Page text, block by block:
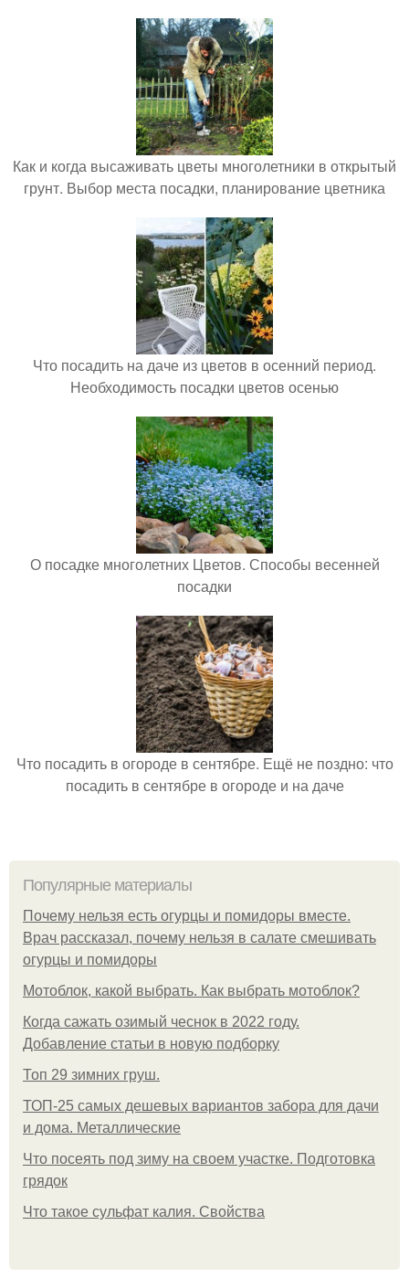
Как и когда высаживать цветы многолетники в открытый
грунт. Выбор места посадки, планирование цветника
Что посадить на даче из цветов в осенний период.
Необходимость посадки цветов осенью
О посадке многолетних Цветов. Способы весенней
посадки
Что посадить в огороде в сентябре. Ещё не поздно: что
посадить в сентябре в огороде и на даче
Популярные материалы
Почему нельзя есть огурцы и помидоры вместе.
Врач рассказал, почему нельзя в салате смешивать
огурцы и помидоры
Мотоблок, какой выбрать. Как выбрать мотоблок?
Когда сажать озимый чеснок в 2022 году.
Добавление статьи в новую подборку
Топ 29 зимних груш.
ТОП-25 самых дешевых вариантов забора для дачи
и дома. Металлические
Что посеять под зиму на своем участке. Подготовка
грядок
Что такое сульфат калия. Свойства